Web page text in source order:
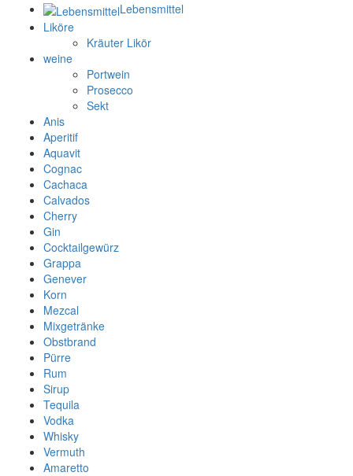
Lebensmittel
Liköre
Kräuter Likör
weine
Portwein
Prosecco
Sekt
Anis
Aperitif
Aquavit
Cognac
Cachaca
Calvados
Cherry
Gin
Cocktailgewürz
Grappa
Genever
Korn
Mezcal
Mixgetränke
Obstbrand
Pürre
Rum
Sirup
Tequila
Vodka
Whisky
Vermuth
Amaretto